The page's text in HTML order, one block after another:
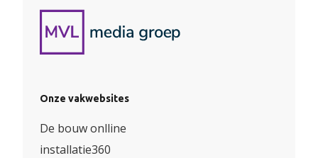
Onze vakwebsites
De bouw onlline
installatie360